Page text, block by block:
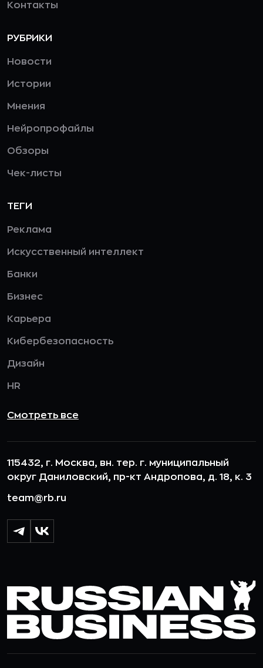
Контакты
РУБРИКИ
Новости
Истории
Мнения
Нейропрофайлы
Обзоры
Чек-листы
ТЕГИ
Реклама
Искусственный интеллект
Банки
Бизнес
Карьера
Кибербезопасность
Дизайн
HR
Смотреть все
115432, г. Москва, вн. тер. г. муниципальный
округ Даниловский, пр-кт Андропова, д. 18, к. 3
team@rb.ru